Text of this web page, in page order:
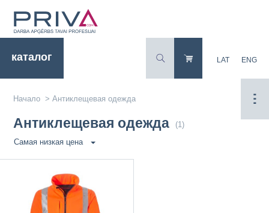
каталог LAT ENG
Начало > Антиклещевая одежда
Антиклещевая одежда
(1)
Самая низкая цена